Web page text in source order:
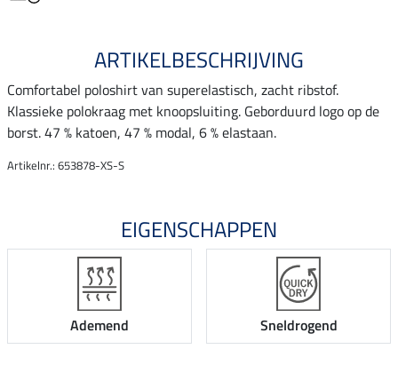
ARTIKELBESCHRIJVING
Comfortabel poloshirt van superelastisch, zacht ribstof.
Klassieke polokraag met knoopsluiting. Geborduurd logo op de
borst. 47 % katoen, 47 % modal, 6 % elastaan.
Artikelnr.: 653878-XS-S
EIGENSCHAPPEN
Ademend Sneldrogend